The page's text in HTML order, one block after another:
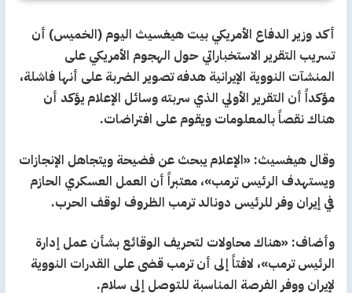
أكد وزير الدفاع الأمريكي بيت هيغسيث اليوم (الخميس) أن
تسريب التقرير الاستخباراتي حول الهجوم الأمريكي على
المنشآت النووية الإيرانية هدفه تصوير الضربة على أنها فاشلة،
مؤكداً أن التقرير الأولي الذي سربته وسائل الإعلام يؤكد أن
هناك نقصاً بالمعلومات ويقوم على افتراضات.
وقال هيغسيث: «الإعلام يبحث عن فضيحة ويتجاهل الإنجازات
ويستهدف الرئيس ترمب»، معتبراً أن العمل العسكري الحازم
في إيران وفر للرئيس دونالد ترمب الظروف لوقف الحرب.
وأضاف: «هناك محاولات لتحريف الوقائع بشأن عمل إدارة
الرئيس ترمب»، لافتاً إلى أن ترمب قضى على القدرات النووية
لإيران ووفر الفرصة المناسبة للتوصل إلى سلام.